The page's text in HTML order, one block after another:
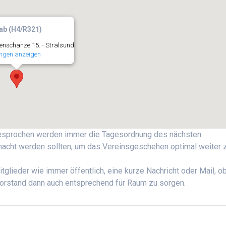
(H4/R321)
15. - Stralsund
anzeigen
werden immer die Tagesordnung des nächsten
werden sollten, um das Vereinsgeschehen optimal weiter
wie immer öffentlich, eine kurze Nachricht oder Mail,
dann auch entsprechend für Raum zu sorgen.